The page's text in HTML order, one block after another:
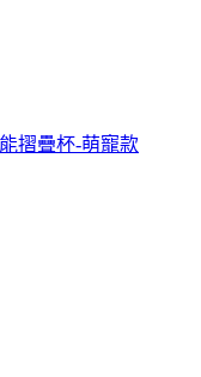
摺疊杯-萌寵款